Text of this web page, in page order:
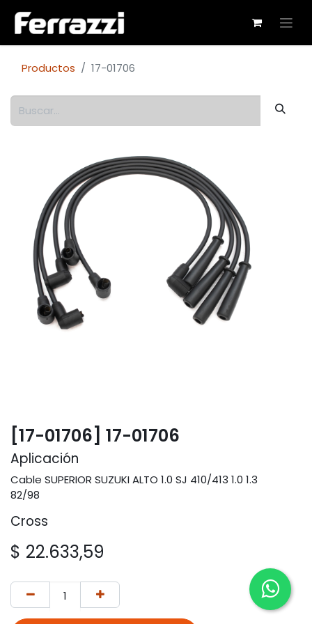
Productos 17-01706
[17-01706] 17-01706
Aplicación
Cable SUPERIOR SUZUKI ALTO 1.0 SJ 410/413 1.0 1.3
82/98
Cross
$ 22.633,59